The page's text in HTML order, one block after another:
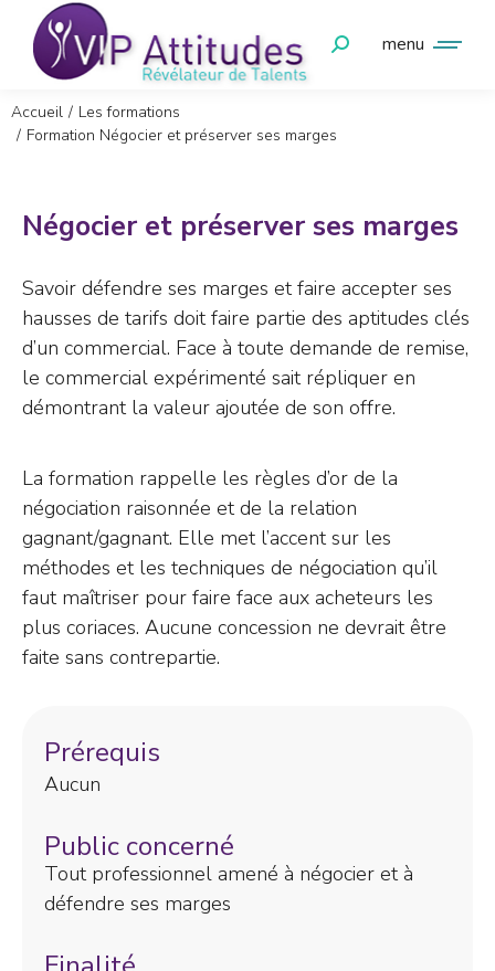
menu
Vous êtes ici :
Accueil
Les formations
Formation Négocier et préserver ses marges
Négocier et préserver ses marges
Savoir défendre ses marges et faire accepter ses
hausses de tarifs doit faire partie des aptitudes clés
d’un commercial. Face à toute demande de remise,
le commercial expérimenté sait répliquer en
démontrant la valeur ajoutée de son offre.
La formation rappelle les règles d’or de la
négociation raisonnée et de la relation
gagnant/gagnant. Elle met l’accent sur les
méthodes et les techniques de négociation qu’il
faut maîtriser pour faire face aux acheteurs les
plus coriaces. Aucune concession ne devrait être
faite sans contrepartie.
Prérequis
Aucun
Public concerné
Tout professionnel amené à négocier et à
défendre ses marges